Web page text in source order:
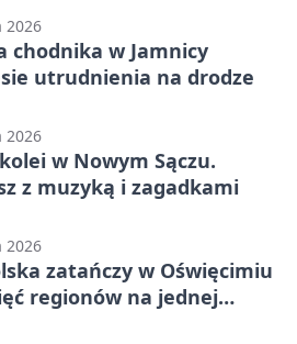
2026
chodnika w Jamnicy
utrudnienia na drodze
2026
w Nowym Sączu.
z muzyką i zagadkami
2026
zatańczy w Oświęcimiu
regionów na jednej